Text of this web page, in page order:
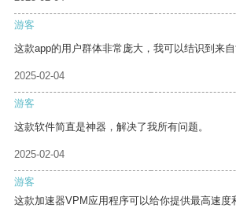
游客
这款app的用户群体非常庞大，我可以结识到来自
2025-02-04
游客
这款软件简直是神器，解决了我所有问题。
2025-02-04
游客
这款加速器VPM应用程序可以给你提供最高速度